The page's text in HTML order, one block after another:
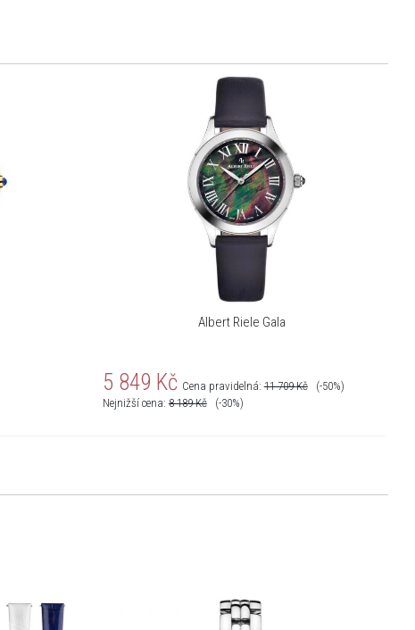
Albert Riele Gala
5 849 Kč Cena pravidelná:11 709 Kč
(-50%)
Nejnižší cena:8 189 Kč (-30%)